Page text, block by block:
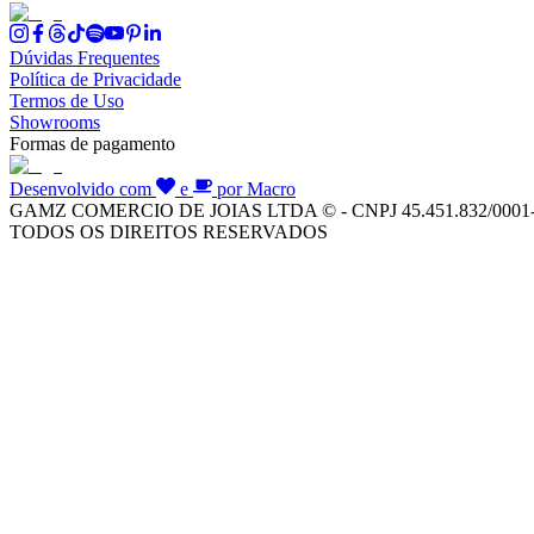
Dúvidas Frequentes
Política de Privacidade
Termos de Uso
Showrooms
Formas de pagamento
Desenvolvido com e
por Macro
GAMZ COMERCIO DE JOIAS LTDA © - CNPJ 45.451.832/
TODOS OS DIREITOS RESERVADOS